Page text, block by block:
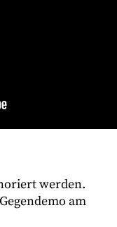
werden.
am